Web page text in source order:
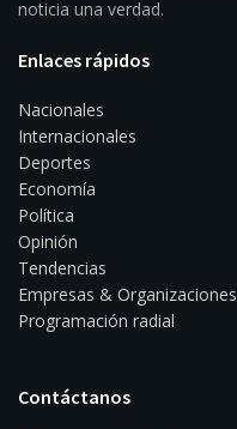
noticia una verdad.
Enlaces rápidos
Nacionales
Internacionales
Deportes
Economía
Política
Opinión
Tendencias
Empresas & Organizaciones
Programación radial
Contáctanos